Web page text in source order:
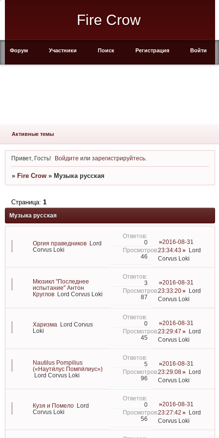
Fire Crow
Форум Участники Поиск Регистрация Войти
Активные темы
Привет, Гость! Войдите илизарегистрируйтесь
» Fire Crow » Музыка русская
Музыка русская
Страница: 1
Оргия праведников
Lord
Corvus Loki
0
46
2016-08-31
23:34:43
Lord
Corvus Loki
Мюзикл "Последнее
испытание" Антон
Круглов
Lord Corvus Loki
3
87
2016-08-31
23:33:20
Lord
Corvus Loki
Харизма
Lord Corvus
Loki
0
45
2016-08-31
23:29:47
Lord
Corvus Loki
Nautilus Pompilius
(«Наути́лус Помпи́лиус»)
Lord Corvus Loki
5
96
2016-08-31
23:29:08
Lord
Corvus Loki
Кузя и Помело
Lord
Corvus Loki
0
56
2016-08-31
23:27:42
Lord
Corvus Loki